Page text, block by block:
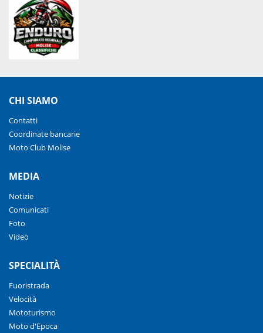
CHI SIAMO
Contatti
Coordinate bancarie
Moto Club Molise
MEDIA
Notizie
Comunicati
Foto
Video
SPECIALITÀ
Fuoristrada
Velocità
Mototurismo
Moto d'Epoca